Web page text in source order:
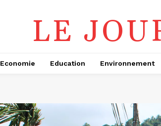
LE
Economie Education Environnement